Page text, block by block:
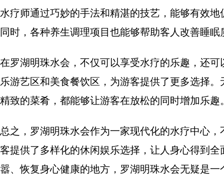
水疗师通过巧妙的手法和精湛的技艺，能够有效
同时，各种养生调理项目也能够帮助客人改善睡
在罗湖明珠水会，不仅可以享受水疗的乐趣，还
乐游艺区和美食餐饮区，为游客提供了更多选择
精致的菜肴，都能够让游客在放松的同时增加乐趣
总之，罗湖明珠水会作为一家现代化的水疗中心
客提供了多样化的休闲娱乐选择，让人身心得到
嚣、恢复身心健康的地方，罗湖明珠水会无疑是一